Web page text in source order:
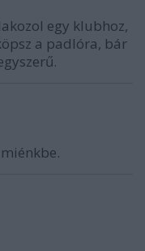
egy klubhoz,
a padlóra, bár